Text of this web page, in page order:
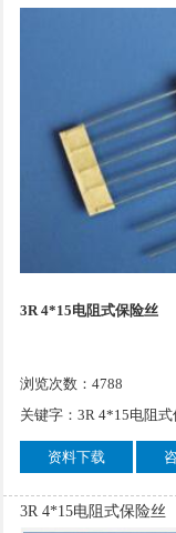
3R 4*15电阻式保险丝
浏览次数：4788
关键字：3R 4*15电阻式
资料下载
3R 4*15电阻式保险丝